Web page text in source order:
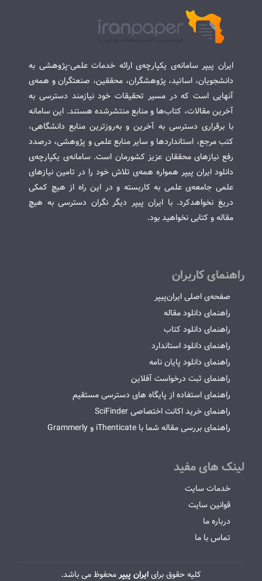
ایران پیپر سامانه‌ی یکپارچه‌ی ارائه خدمات علمی-پژوهشی به
دانشجویان، اساتید، پژوهشگران، محققین، صنعتگران و همه‌ی
آنهایی است که در مسیر تحقیقات خود نیازمند دسترسی به
آخرین مقالات، کتاب‌ها و منابع منتشرشده هستند. این سامانه
با برقراری دسترسی به آخرین و به‌روزترین منابع دانشگاهی،
کتب مرجع، استانداردها و سایر منابع علمی و پژوهشی، درصدد
رفع نیازهای محققان عزیز کشورمان است. سامانه‌ی یکپارچه‌ی
دانلود ایران پیپر همواره همه‌ی تلاش خود را در تامین نیازهای
علمی جامعه‌ی علمی به کاربسته و در این راه از هیچ کمکی
دریغ نخواهدکرد. با ایران پیپر دیگر نگران دسترسی به هیچ
مقاله و کتابی نخواهید بود.
راهنمای کاربران
صفحه‌ی اصلی ایران‌پیپر
راهنمای دانلود مقاله
راهنمای دانلود کتاب
راهنمای دانلود استاندارد
راهنمای دانلود پایان نامه
راهنمای ثبت درخواست آفلاین
راهنمای استفاده از پایگاه های دسترسی مستقیم
راهنمای خرید اکانت اختصاصی SciFinder
راهنمای بررسی مقاله شما با iThenticate و Grammerly
لینک های مفید
خدمات سایت
قوانین سایت
درباره ما
تماس با ما
کلیه حقوق برایایران پیپرمحفوظ می باشد.